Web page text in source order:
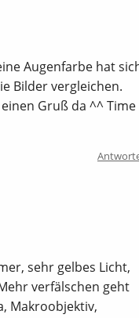
Augenfarbe hat
Bilder vergleichen.
Gruß da ^^ Time
sehr gelbes Licht,
verfälschen geht
Makroobjektiv,